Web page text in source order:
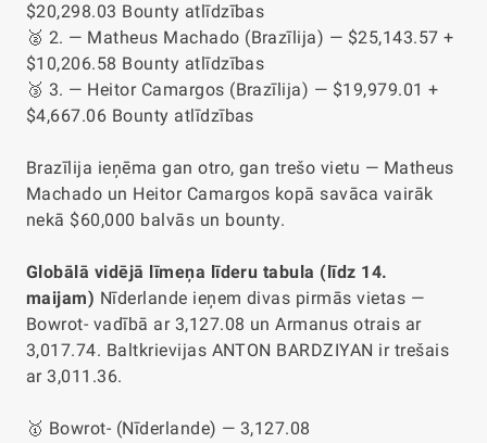
$20,298.03 Bounty atlīdzības
🥈 2. — Matheus Machado (Brazīlija) — $25,143.57 +
$10,206.58 Bounty atlīdzības
🥉 3. — Heitor Camargos (Brazīlija) — $19,979.01 +
$4,667.06 Bounty atlīdzības
Brazīlija ieņēma gan otro, gan trešo vietu — Matheus
Machado un Heitor Camargos kopā savāca vairāk
nekā $60,000 balvās un bounty.
Globālā vidējā līmeņa līderu tabula (līdz 14.
maijam) Nīderlande ieņem divas pirmās vietas —
Bowrot- vadībā ar 3,127.08 un Armanus otrais ar
3,017.74. Baltkrievijas ANTON BARDZIYAN ir trešais
ar 3,011.36.
🥇 Bowrot- (Nīderlande) — 3,127.08